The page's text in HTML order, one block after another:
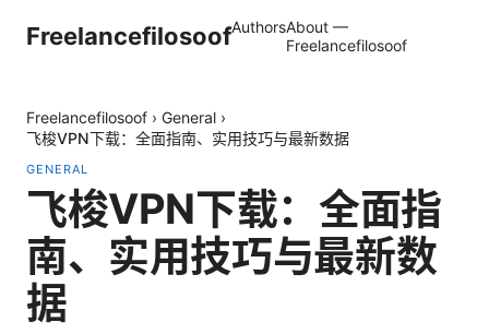
FreelancefilosoofAuthorsAbout —
Freelancefilosoof
Freelancefilosoof › General ›
飞梭VPN下载：全面指南、实用技巧与最新数据
GENERAL
飞梭VPN下载：全面指
南、实用技巧与最新数
据